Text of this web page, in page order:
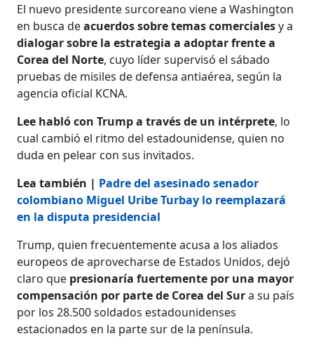
El nuevo presidente surcoreano viene a Washington
en busca deacuerdos sobre temas comercialesy a
dialogar sobre la estrategia a adoptar frente a
Corea del Norte, cuyo líder supervisó el sábado
pruebas de misiles de defensa antiaérea, según la
agencia oficial KCNA.
Lee habló con Trump a través de un intérprete, lo
cual cambió el ritmo del estadounidense, quien no
duda en pelear con sus invitados.
Lea también | Padre del asesinado senador
colombiano Miguel Uribe Turbay lo reemplazará
en la disputa presidencial
Trump, quien frecuentemente acusa a los aliados
europeos de aprovecharse de Estados Unidos, dejó
claro que presionaría fuertemente por una mayor
compensación por parte de Corea del Sura su país
por los 28.500 soldados estadounidenses
estacionados en la parte sur de la península.